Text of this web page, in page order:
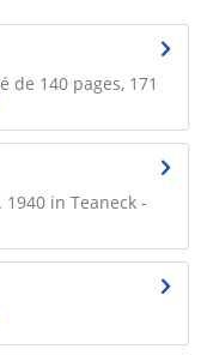
de 140 pages, 171
1940 in Teaneck -